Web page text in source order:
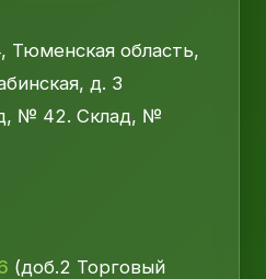
Тюменская область,
д. 3
№ 42. Склад, №
(доб.2 Торговый